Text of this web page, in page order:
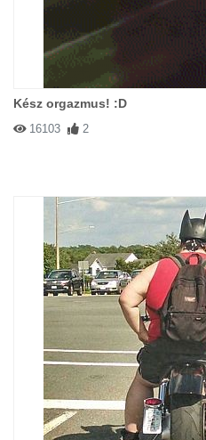
Kész orgazmus! :D
16103 2